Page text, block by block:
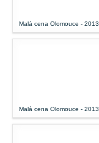
Malá cena Olomouce - 2013
Malá cena Olomouce - 2013